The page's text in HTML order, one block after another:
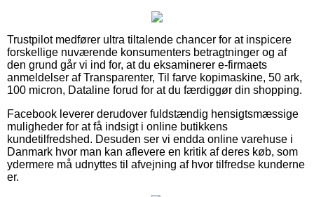
Trustpilot medfører ultra tiltalende chancer for at inspicere
forskellige nuværende konsumenters betragtninger og af
den grund går vi ind for, at du eksaminerer e-firmaets
anmeldelser af Transparenter, Til farve kopimaskine, 50 ark,
100 micron, Dataline forud for at du færdiggør din shopping.
Facebook leverer derudover fuldstændig hensigtsmæssige
muligheder for at få indsigt i online butikkens
kundetilfredshed. Desuden ser vi endda online varehuse i
Danmark hvor man kan aflevere en kritik af deres køb, som
ydermere må udnyttes til afvejning af hvor tilfredse kunderne
er.